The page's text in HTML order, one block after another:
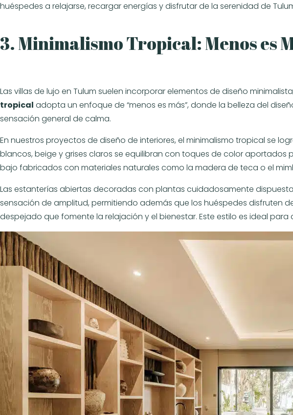
huéspedes a relajarse, recargar energías y disfrutar de la serenidad de
3. Minimalismo Tropical: Menos es
Las villas de lujo en Tulum suelen incorporar elementos de diseño
tropical adopta un enfoque de “menos es más”, donde la belleza del
sensación general de calma.
En nuestros proyectos de diseño de interiores, el minimalismo tropical se
blancos, beige y grises claros se equilibran con toques de color
bajo fabricados con materiales naturales como la madera de teca o el
Las estanterías abiertas decoradas con plantas cuidadosamente
sensación de amplitud, permitiendo además que los huéspedes disfruten
despejado que fomente la relajación y el bienestar. Este estilo es ideal